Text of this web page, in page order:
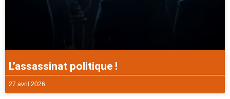
L’assassinat politique !
27 avril 2026